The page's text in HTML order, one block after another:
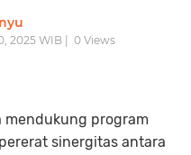
2025 WIB | 0Views
mendukung program
sinergitas antara